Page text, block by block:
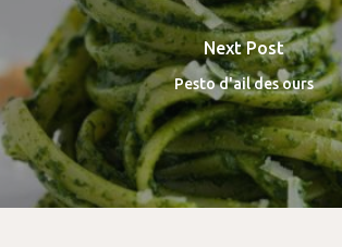
Next Post
Pesto d'ail des ours